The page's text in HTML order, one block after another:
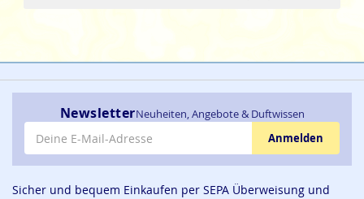
NewsletterNeuheiten, Angebote & Duftwissen
E-Mail-Adresse
Anmelden
Sicher und bequem Einkaufen per SEPA Überweisung und